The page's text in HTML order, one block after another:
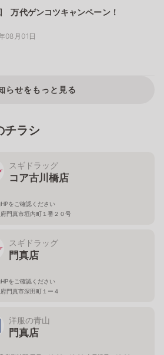
万代ゲンコツキャンペーン！
08月01日
らせをもっと見る
チラシ
スギドラッグ
コア古川橋店
をご確認ください
門真市垣内町１番２０号
スギドラッグ
門真店
をご確認ください
門真市深田町１ー４
洋服の青山
門真店